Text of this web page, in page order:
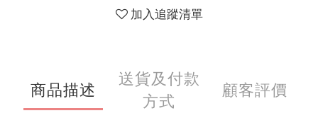
加入追蹤清單
商品描述
送貨及付款
方式
顧客評價